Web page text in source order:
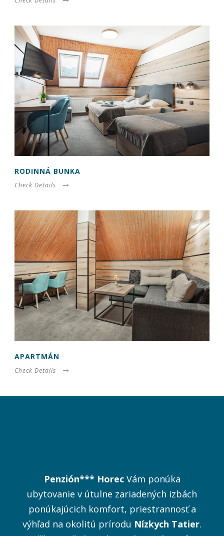
RODINNÁ BUNKA
Check Details
APARTMÁN
Check Details
Penzión*** HorecVám ponúka
ubytovanie v útulne zariadených izbách
ponúkajúcich komfort, priestrannosť a
výhľad na okolitú prírodu Nízkych Tatier.
fungovala čo
najlepšie. Ak
tieto súbory
cookie
odmietnete,
niektoré
funkcie z
webovej
stránky
zmiznú.
Marketing
reklamy a meranie
úspešnosti našich
reklamných
kampaní. Tieto
cookies môžu byť
nastavené aj
partnermi, ako je
Google. Účel:
zobrazovanie
personalizovaných
reklám; Právny
základ: súhlas
návštevníka